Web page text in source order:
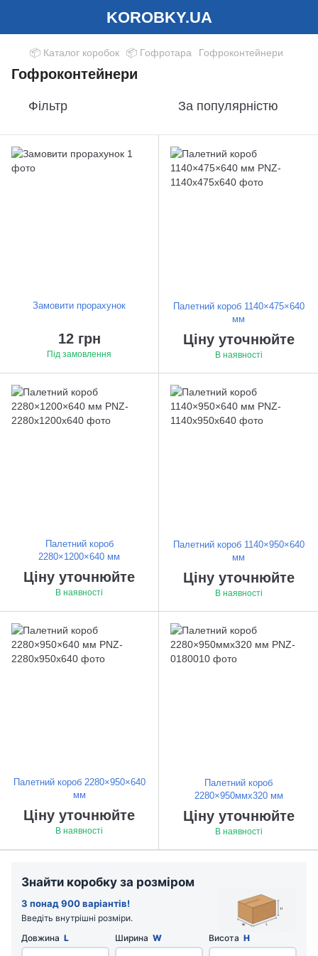
KOROBKY.UA
📦 Каталог коробок 📦 Гофротара Гофроконтейнери
Гофроконтейнери
Фільтр За популярністю
Замовити прорахунок
12 грн
Під замовлення
Палетний короб 1140×475×640
мм
Ціну уточнюйте
В наявності
Палетний короб
2280×1200×640 мм
Ціну уточнюйте
В наявності
Палетний короб 1140×950×640
мм
Ціну уточнюйте
В наявності
Палетний короб 2280×950×640
мм
Ціну уточнюйте
В наявності
Палетний короб
2280×950ммx320 мм
Ціну уточнюйте
В наявності
Знайти коробку за розміром
З понад 900 варіантів!
Введіть внутрішні розміри.
Довжина L Ширина W Висота H